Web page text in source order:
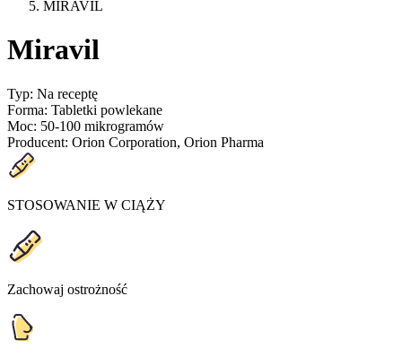
MIRAVIL
Miravil
Typ: Na receptę
Forma: Tabletki powlekane
Moc: 50-100 mikrogramów
Producent: Orion Corporation, Orion Pharma
STOSOWANIE W CIĄŻY
Zachowaj ostrożność